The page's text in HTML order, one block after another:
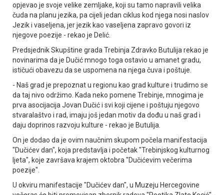
opjevao je svoje velike zemljake, koji su tamo napravili velika
čuda na planu jezika, pa cijeli jedan ciklus kod njega nosi naslov
Јezik i vaseljena, jer jezik kao vaseljena zapravo govori iz
njegove poezije - rekao je Delić.
Predsjednik Skupštine grada Trebinja Zdravko Butulija rekao je
novinarima da je Dučić mnogo toga ostavio u amanet gradu,
ističući obavezu da se uspomena na njega čuva i poštuje.
- Naš grad je prepoznat u regionu kao grad kulture i trudimo se
da taj nivo održimo. Kada neko pomene Trebinje, mnogima je
prva asocijacija Јovan Dučić i svi koji cijene i poštuju njegovo
stvaralaštvo i rad, imaju još jedan motiv da dođu u naš grad i
daju doprinos razvoju kulture - rekao je Butulija.
On je dodao da je ovim naučnim skupom počela manifestacija
"Dučićev dan", koja predstavlja i početak "Trebinjskog kulturnog
ljeta", koje završava krajem oktobra "Dučićevim večerima
poezije".
U okviru manifestacije "Dučićev dan", u Muzeju Hercegovine